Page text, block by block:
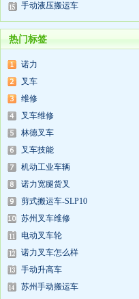
手动液压搬运车
热门标签
诺力
叉车
维修
叉车维修
林德叉车
叉车技能
机动工业车辆
诺力宽腿货叉
剪式搬运车-SLP10
苏州叉车维修
电动叉车轮
诺力叉车怎么样
手动升高车
苏州手动搬运车